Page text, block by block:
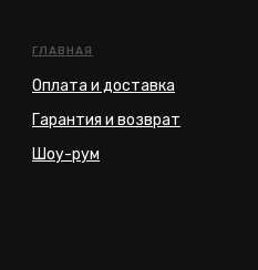
ГЛАВНАЯ
Оплата и доставка
Гарантия и возврат
Шоу-рум